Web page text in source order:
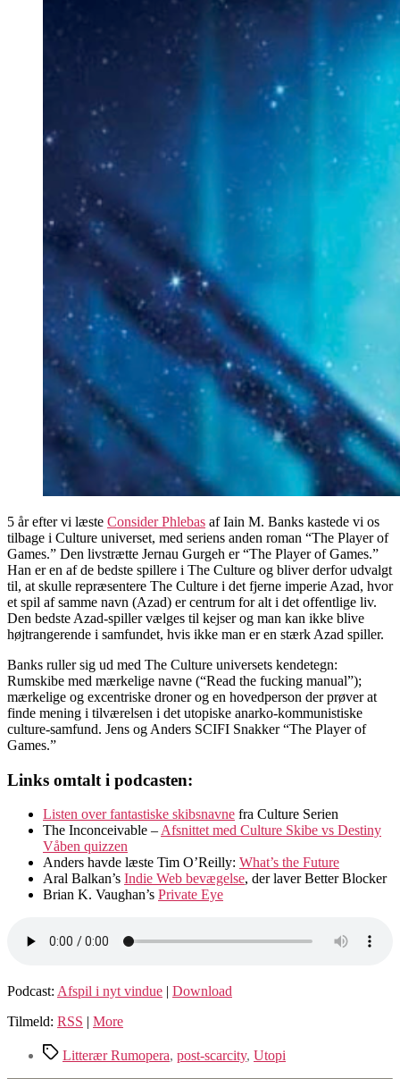
5 år efter vi læste Consider Phlebas af Iain M. Banks kastede vi os
tilbage i Culture universet, med seriens anden roman “The Player of
Games.” Den livstrætte Jernau Gurgeh er “The Player of Games.”
Han er en af de bedste spillere i The Culture og bliver derfor udvalgt
til, at skulle repræsentere The Culture i det fjerne imperie Azad, hvor
et spil af samme navn (Azad) er centrum for alt i det offentlige liv.
Den bedste Azad-spiller vælges til kejser og man kan ikke blive
højtrangerende i samfundet, hvis ikke man er en stærk Azad spiller.
Banks ruller sig ud med The Culture universets kendetegn:
Rumskibe med mærkelige navne (“Read the fucking manual”);
mærkelige og excentriske droner og en hovedperson der prøver at
finde mening i tilværelsen i det utopiske anarko-kommunistiske
culture-samfund. Jens og Anders SCIFI Snakker “The Player of
Games.”
Links omtalt i podcasten:
Listen over fantastiske skibsnavne fra Culture Serien
The Inconceivable – Afsnittet med Culture Skibe vs Destiny
Våben quizzen
Anders havde læste Tim O’Reilly: What’s the Future
Aral Balkan’s Indie Web bevægelse, der laver Better Blocker
Brian K. Vaughan’s Private Eye
Podcast: Afspil i nyt vindue | Download
Tilmeld: RSS | More
TagsLitterær Rumopera, post-scarcity, Utopi